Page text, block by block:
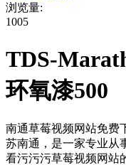
浏览量:
1005
TDS-
环氧漆500
南通草莓视频网站免费
苏南通，是一家专业
看污污污草莓视频网站